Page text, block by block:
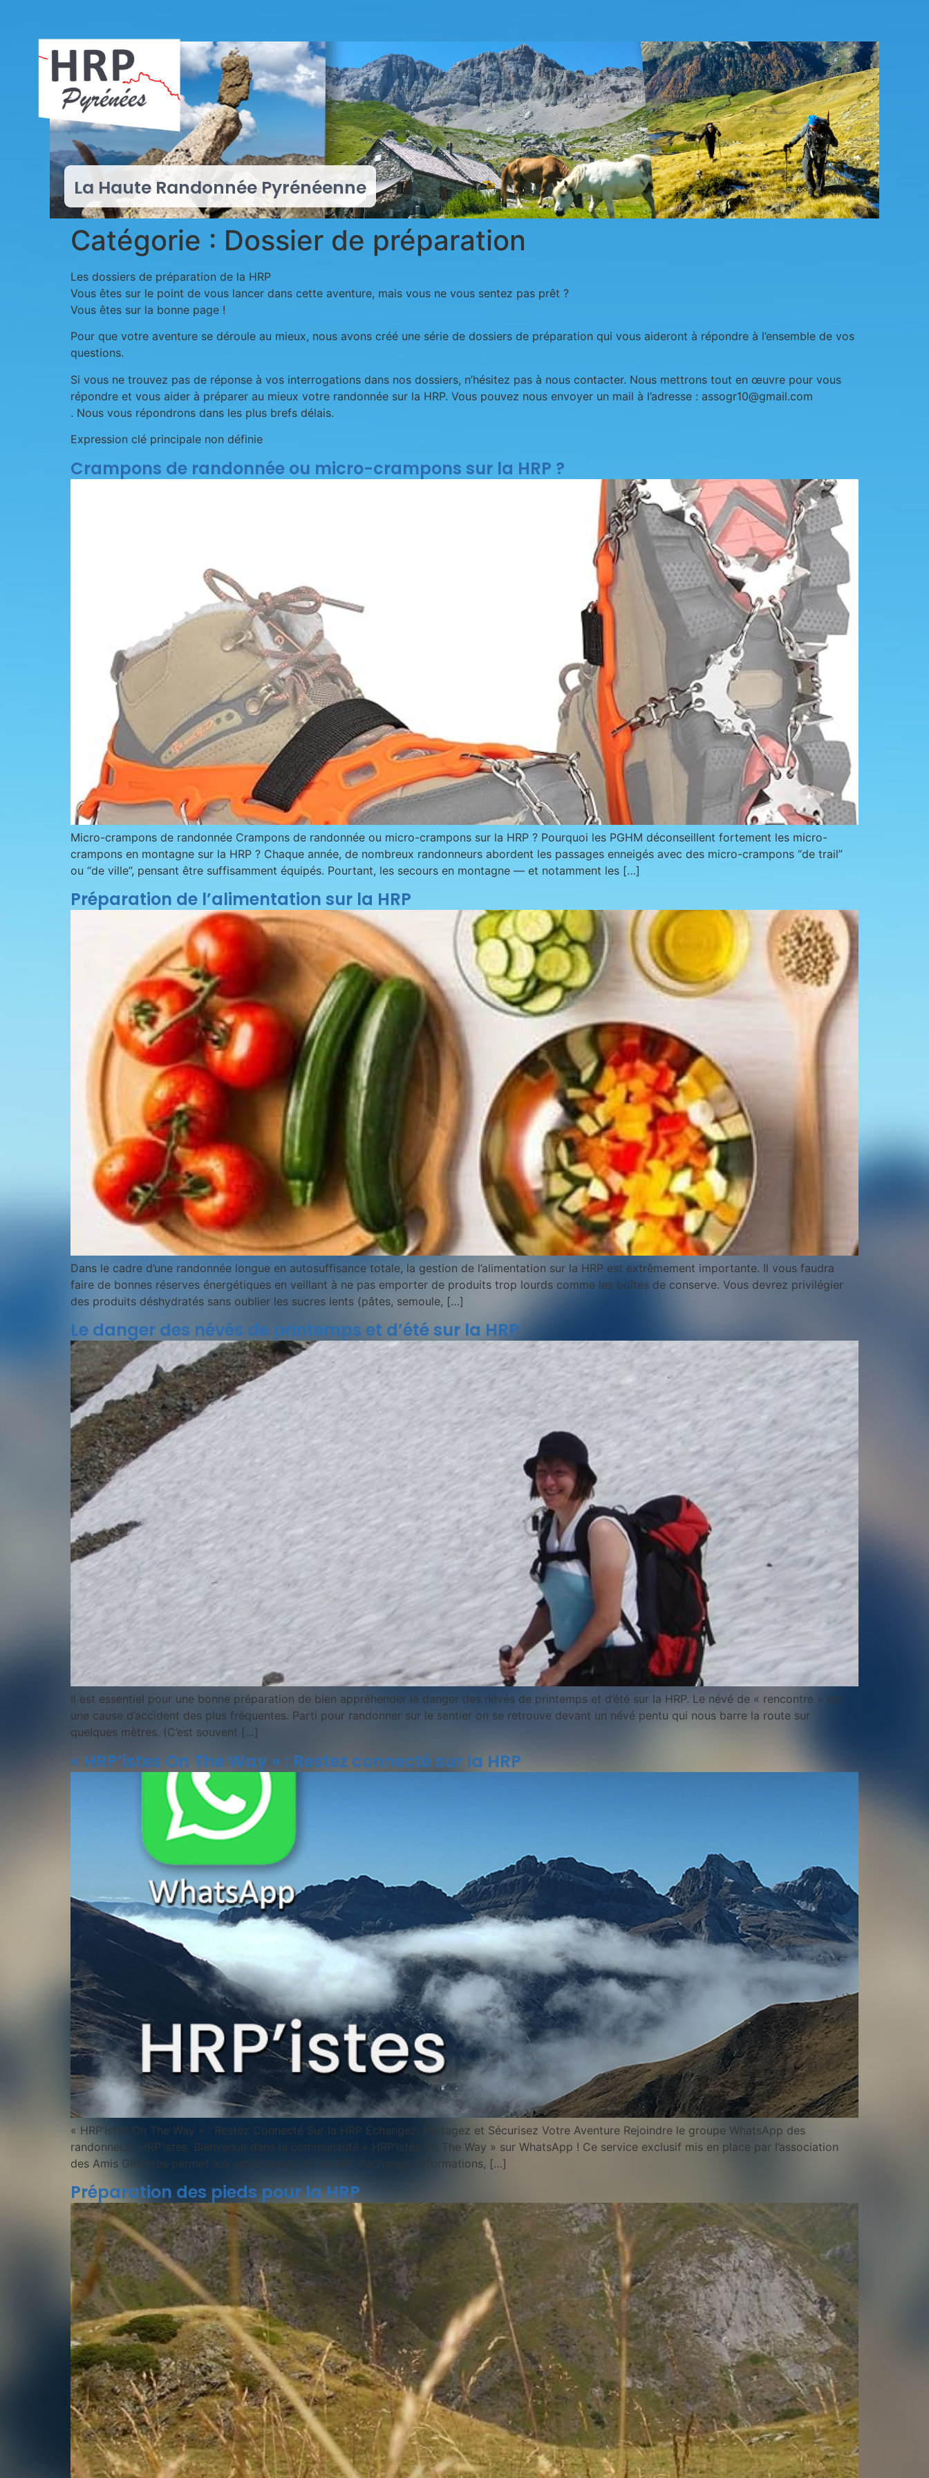
La Haute Randonnée Pyrénéenne
Catégorie : Dossier de préparation
Les dossiers de préparation de la HRP
Vous êtes sur le point de vous lancer dans cette aventure, mais vous ne vous sentez pas prêt ?
Vous êtes sur la bonne page !
Pour que votre aventure se déroule au mieux, nous avons créé une série de dossiers de préparation qui vous aideront à répondre à l’ensemble de vos
questions.
Si vous ne trouvez pas de réponse à vos interrogations dans nos dossiers, n’hésitez pas à nous contacter. Nous mettrons tout en œuvre pour vous
répondre et vous aider à préparer au mieux votre randonnée sur la HRP. Vous pouvez nous envoyer un mail à l’adresse : assogr10@gmail.com
. Nous vous répondrons dans les plus brefs délais.
Expression clé principale non définie
Crampons de randonnée ou micro-crampons sur la HRP ?
Micro-crampons de randonnée Crampons de randonnée ou micro-crampons sur la HRP ? Pourquoi les PGHM déconseillent fortement les micro-
crampons en montagne sur la HRP ? Chaque année, de nombreux randonneurs abordent les passages enneigés avec des micro-crampons “de trail”
ou “de ville”, pensant être suffisamment équipés. Pourtant, les secours en montagne — et notamment les […]
Préparation de l’alimentation sur la HRP
Dans le cadre d’une randonnée longue en autosuffisance totale, la gestion de l’alimentation sur la HRP est extrêmement importante. Il vous faudra
faire de bonnes réserves énergétiques en veillant à ne pas emporter de produits trop lourds comme les boîtes de conserve. Vous devrez privilégier
des produits déshydratés sans oublier les sucres lents (pâtes, semoule, […]
Le danger des névés de printemps et d’été sur la HRP
Il est essentiel pour une bonne préparation de bien appréhender le danger des névés de printemps et d’été sur la HRP. Le névé de « rencontre » est
une cause d’accident des plus fréquentes. Parti pour randonner sur le sentier on se retrouve devant un névé pentu qui nous barre la route sur
quelques mètres. (C’est souvent […]
« HRP’istes On The Way » : Restez connecté sur la HRP
« HRP’istes On The Way » : Restez Connecté Sur la HRP Échangez, Partagez et Sécurisez Votre Aventure Rejoindre le groupe WhatsApp des
randonneurs HRP’istes. Bienvenue dans la communauté « HRP’istes On The Way » sur WhatsApp ! Ce service exclusif mis en place par l’association
des Amis GRdistes permet aux randonneurs de la HRP d’échanger informations, […]
Préparation des pieds pour la HRP